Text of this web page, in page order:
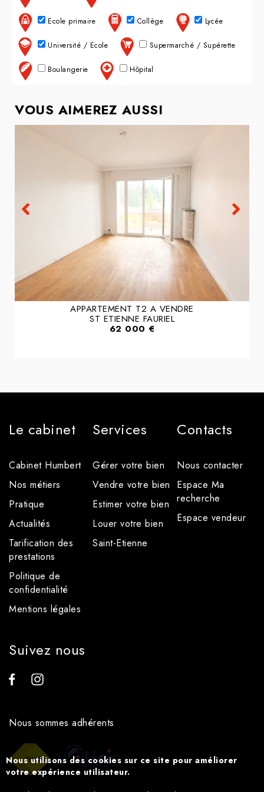
Ecole primaire Collège Lycée
Université / Ecole Supermarché / Supérette
Boulangerie Hôpital
VOUS AIMEREZ AUSSI
APPARTEMENT T2 A VENDRE
ST ETIENNE FAURIEL
62 000 €
Le cabinet
Cabinet Humbert
Nos métiers
Pratique
Actualités
Tarification des
prestations
Politique de
confidentialité
Mentions légales
Services
Gérer votre bien
Vendre votre bien
Estimer votre bien
Louer votre bien
Saint-Etienne
Contacts
Nous contacter
Espace Ma
recherche
Espace vendeur
Suivez nous
Nous sommes adhérents
Nous utilisons des cookies sur ce site pour améliorer
votre expérience utilisateur.